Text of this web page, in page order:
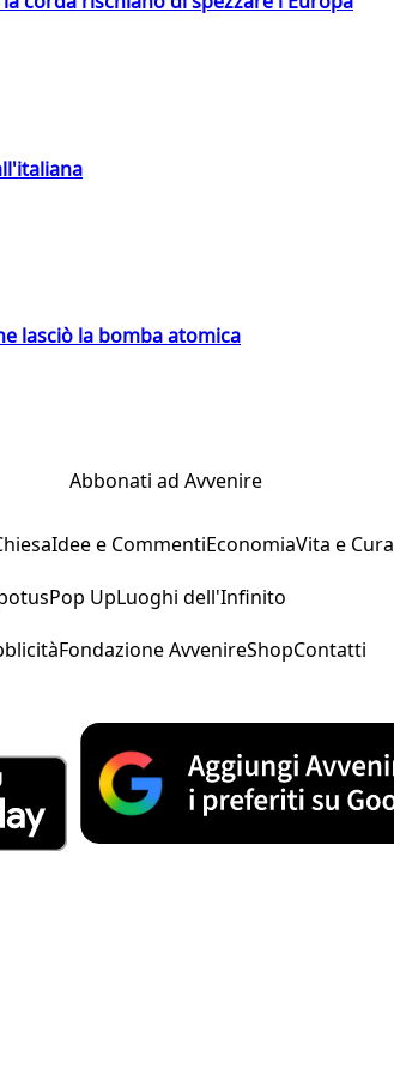
lasciò la bomba atomica
Abbonati ad Avvenire
Idee e CommentiEconomiaVita e Cura
Pop UpLuoghi dell'Infinito
Fondazione AvvenireShopContatti